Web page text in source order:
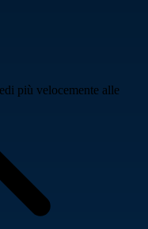
più velocemente alle